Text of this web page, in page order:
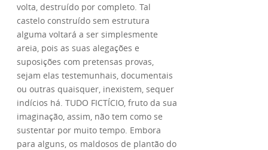
volta, destruído por completo. Tal
castelo construído sem estrutura
alguma voltará a ser simplesmente
areia, pois as suas alegações e
suposições com pretensas provas,
sejam elas testemunhais, documentais
ou outras quaisquer, inexistem, sequer
indícios há. TUDO FICTÍCIO, fruto da sua
imaginação, assim, não tem como se
sustentar por muito tempo. Embora
para alguns, os maldosos de plantão do